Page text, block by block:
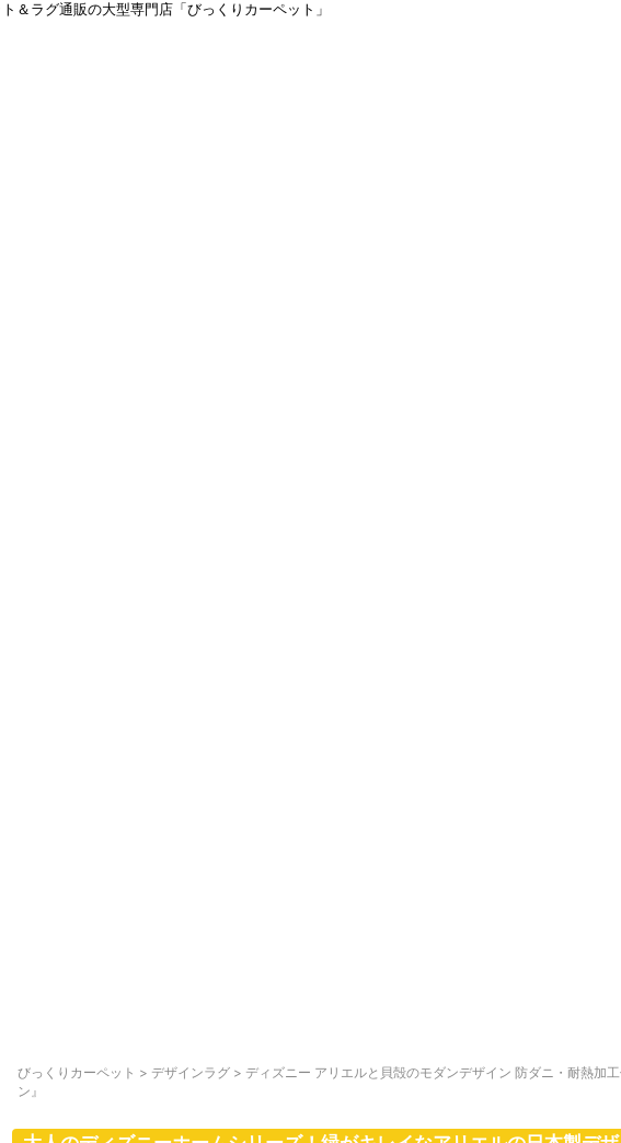
＆ラグ通販の大型専門店「びっくりカーペット」
びっくりカーペット > デザインラグ > ディズニー アリエルと貝殻のモダンデザイン 防ダニ・耐熱加
ン』